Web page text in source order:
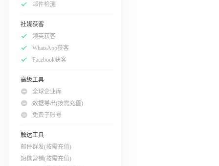
邮件检测
社媒获客
领英获客
WhatsApp获客
Facebook获客
高级工具
全球企业库
数据导出(按需充值)
免费子账号
触达工具
邮件群发(按需充值)
短信营销(按需充值)